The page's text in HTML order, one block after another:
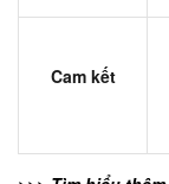
Cam kết